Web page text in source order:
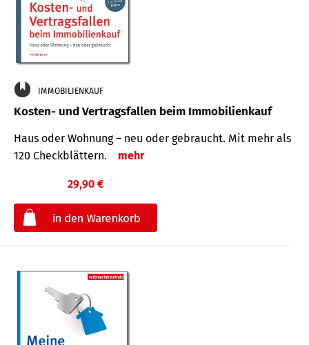
IMMOBILIENKAUF
Kosten- und Vertragsfallen beim Immobilienkauf
Haus oder Wohnung – neu oder gebraucht. Mit mehr als
120 Check­blättern.
mehr
29,90 €